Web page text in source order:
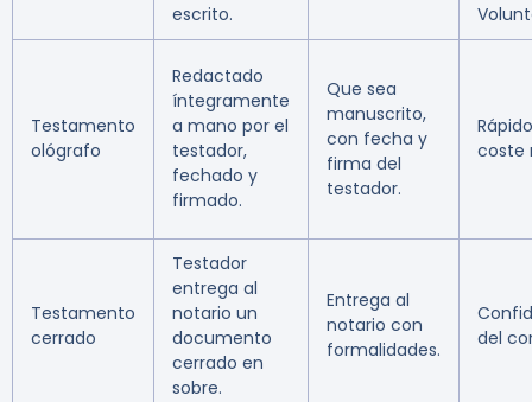
escrito.
Testamento
ológrafo
Redactado
íntegramente
a mano por el
testador,
fechado y
firmado.
Que sea
manuscrito,
con fecha y
firma del
testador.
coste
Testamento
cerrado
Testador
entrega al
notario un
documento
cerrado en
sobre.
Entrega al
notario con
formalidades.
del